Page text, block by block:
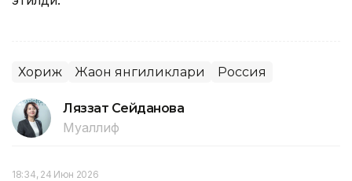
Хориж Жаҳон янгиликлари Россия
Ляззат Сейданова
Муаллиф
18:34, 24 Июн 2026